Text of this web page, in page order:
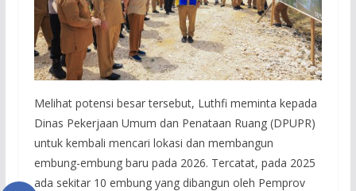
Melihat potensi besar tersebut, Luthfi meminta kepada
Dinas Pekerjaan Umum dan Penataan Ruang (DPUPR)
untuk kembali mencari lokasi dan membangun
embung-embung baru pada 2026. Tercatat, pada 2025
ada sekitar 10 embung yang dibangun oleh Pemprov